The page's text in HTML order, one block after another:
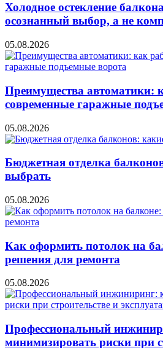
Холодное остекление
осознанный выбор, а не
05.08.2026
Преимущества автоматики:
современные гаражные
05.08.2026
Бюджетная отделка
выбрать
05.08.2026
Как оформить потолок на
решения для ремонта
05.08.2026
Профессиональный
минимизировать риски при